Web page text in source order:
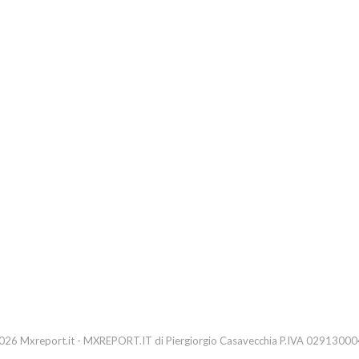
Mxreport.it - MXREPORT.IT di Piergiorgio Casavecchia P.IVA